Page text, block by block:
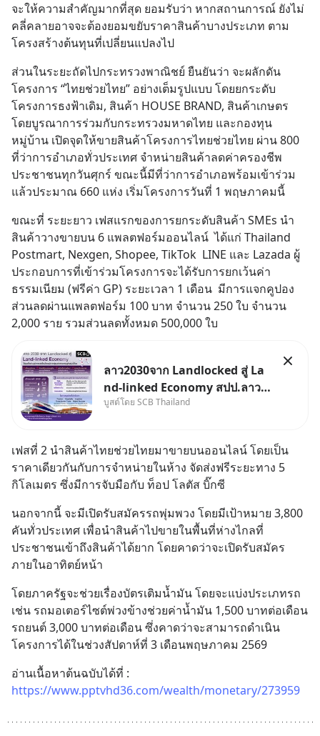
จะให้ความสำคัญมากที่สุด ยอมรับว่า หากสถานการณ์ ยังไม่
คลี่คลายอาจจะต้องยอมขยับราคาสินค้าบางประเภท ตาม
โครงสร้างต้นทุนที่เปลี่ยนแปลงไป
ส่วนในระยะถัดไปกระทรวงพาณิชย์ ยืนยันว่า จะผลักดัน
โครงการ “ไทยช่วยไทย” อย่างเต็มรูปแบบ โดยยกระดับ
โครงการธงฟ้าเดิม, สินค้า HOUSE BRAND, สินค้าเกษตร
โดยบูรณาการร่วมกับกระทรวงมหาดไทย และกองทุน
หมู่บ้าน เปิดจุดให้ขายสินค้าโครงการไทยช่วยไทย ผ่าน 800
ที่ว่าการอำเภอทั่วประเทศ จำหน่ายสินค้าลดค่าครองชีพ
ประชาชนทุกวันศุกร์ ขณะนี้มีที่ว่าการอำเภอพร้อมเข้าร่วม
แล้วประมาณ 660 แห่ง เริ่มโครงการวันที่ 1 พฤษภาคมนี้
ขณะที่ ระยะยาว เฟสแรกของการยกระดับสินค้า SMEs นำ
สินค้าวางขายบน 6 แพลตฟอร์มออนไลน์  ได้แก่ Thailand
Postmart, Nexgen, Shopee, TikTok  LINE และ Lazada ผู้
ประกอบการที่เข้าร่วมโครงการจะได้รับการยกเว้นค่า
ธรรมเนียม (ฟรีค่า GP) ระยะเวลา 1 เดือน  มีการแจกคูปอง
ส่วนลดผ่านแพลตฟอร์ม 100 บาท จำนวน 250 ใบ จำนวน
2,000 ราย รวมส่วนลดทั้งหมด 500,000 ใบ
ลาว2030จาก Landlocked สู่ La
nd-linked Economy สปป.ลาว
กำลังเปลี่ยนบทบาทจาก “ประเทศ
แม่น้ำโขง
บูสต์โดย SCB Thailand
เฟสที่ 2 นำสินค้าไทยช่วยไทยมาขายบนออนไลน์ โดยเป็น
ราคาเดียวกันกับการจำหน่ายในห้าง จัดส่งฟรีระยะทาง 5
กิโลเมตร ซึ่งมีการจับมือกับ ท็อป โลตัส บิ๊กซี
นอกจากนี้ จะมีเปิดรับสมัครรถพุ่มพวง โดยมีเป้าหมาย 3,800
คันทั่วประเทศ เพื่อนำสินค้าไปขายในพื้นที่ห่างไกลที่
ประชาชนเข้าถึงสินค้าได้ยาก โดยคาดว่าจะเปิดรับสมัคร
ภายในอาทิตย์หน้า
โดยภาครัฐจะช่วยเรื่องบัตรเติมน้ำมัน โดยจะแบ่งประเภทรถ
เช่น รถมอเตอร์ไซต์พ่วงข้างช่วยค่าน้ำมัน 1,500 บาทต่อเดือน
รถยนต์ 3,000 บาทต่อเดือน ซึ่งคาดว่าจะสามารถดำเนิน
โครงการได้ในช่วงสัปดาห์ที่ 3 เดือนพฤษภาคม 2569
https://www.pptvhd36.com/wealth/monetary/273959